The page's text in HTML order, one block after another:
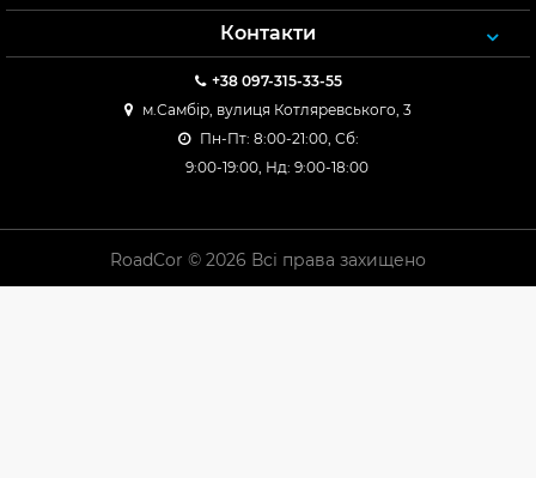
Контакти
+38 097-315-33-55
м.Самбір, вулиця Котляревського, 3
Пн-Пт: 8:00-21:00, Сб:
9:00-19:00, Нд: 9:00-18:00
RoadCor © 2026 Всі права захищено